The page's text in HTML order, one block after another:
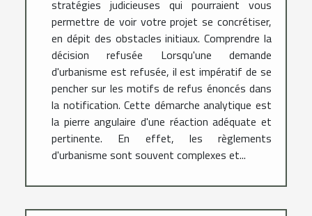
stratégies judicieuses qui pourraient vous
permettre de voir votre projet se concrétiser,
en dépit des obstacles initiaux. Comprendre la
décision refusée Lorsqu'une demande
d'urbanisme est refusée, il est impératif de se
pencher sur les motifs de refus énoncés dans
la notification. Cette démarche analytique est
la pierre angulaire d'une réaction adéquate et
pertinente. En effet, les règlements
d'urbanisme sont souvent complexes et...